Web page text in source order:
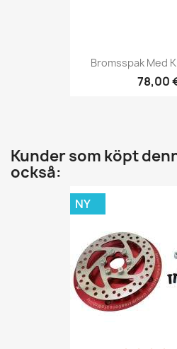
Bromsspak Med
78,00
Kunder som köpt
också:
NY